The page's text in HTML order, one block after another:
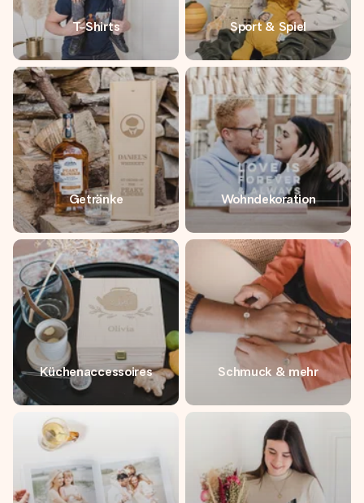
T-Shirts Sport & Spiel
Getränke Wohndekoration
Küchenaccessoires Schmuck & mehr